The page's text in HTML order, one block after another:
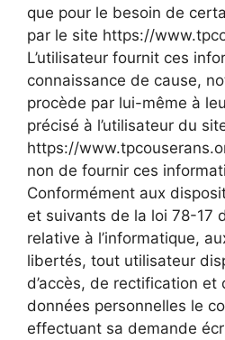
que pour le besoin de
par le site https://
L’utilisateur fournit ces
connaissance de cause,
procède par lui-même à
précisé à l’utilisateur du
https://
non de fournir ces
Conformément aux
et suivants de la loi 78-17
relative à l’informatique,
libertés, tout utilisateur
d’accès, de rectification et
données personnelles le
effectuant sa demande